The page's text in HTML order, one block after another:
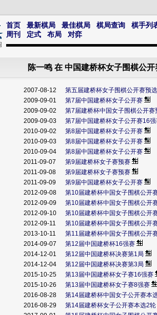
首页 最新棋局 最佳棋局 棋局查询 棋手列
周刊
定式 布局 对弈
陈一鸣 在 中国建桥杯女子围棋公
2007-08-12 第五届建桥杯女子围棋公开赛预
2009-09-01 第7届中国建桥杯女子公开赛
2009-09-02 第7届建桥杯中国女子围棋公开赛
2009-09-03 第7届中国建桥杯女子公开赛16
2010-09-02 第8届中国建桥杯女子公开赛
2010-09-03 第8届中国建桥杯女子公开赛
2010-09-04 第8届中国建桥杯女子公开赛
2011-09-07 第9届建桥杯女子赛预赛
2011-09-08 第9届建桥杯女子赛预赛
2011-09-09 第9届中国建桥杯女子公开赛
2012-09-08 第10届建桥杯中国女子围棋公开
2012-09-09 第10届建桥杯中国女子围棋公开
2012-09-10 第10届建桥杯中国女子围棋公开
2012-09-11 第10届建桥杯中国女子围棋公开
2013-10-11 第11届建桥杯中国女子围棋公开
2014-09-07 第12届中国建桥杯16强赛
2014-12-01 第12届中国建桥杯决赛第1局
2014-12-04 第12届中国建桥杯决赛第3局
2015-10-25 第13届中国建桥杯女子赛16强赛
2015-10-26 第13届中国建桥杯女子赛8强赛
2016-08-28 第14届建桥杯中国女子公开赛本
2016-08-29 第14届建桥杯女子公开赛本选2轮